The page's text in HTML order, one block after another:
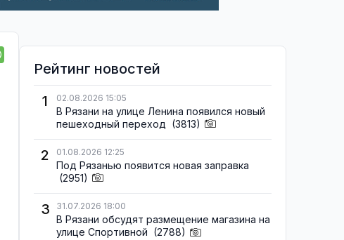
Рейтинг новостей
1
02.08.2026 15:05
В Рязани на улице Ленина появился новый
пешеходный переход (3813)
2 01.08.2026 12:25
Под Рязанью появится новая заправка
(2951)
3 31.07.2026 18:00
В Рязани обсудят размещение магазина на
улице Спортивной (2788)